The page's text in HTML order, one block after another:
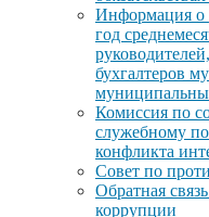
Информация о
год
бухгалтеров
Комиссия по
служебному
конфликта
Совет по
Обратная
коррупции